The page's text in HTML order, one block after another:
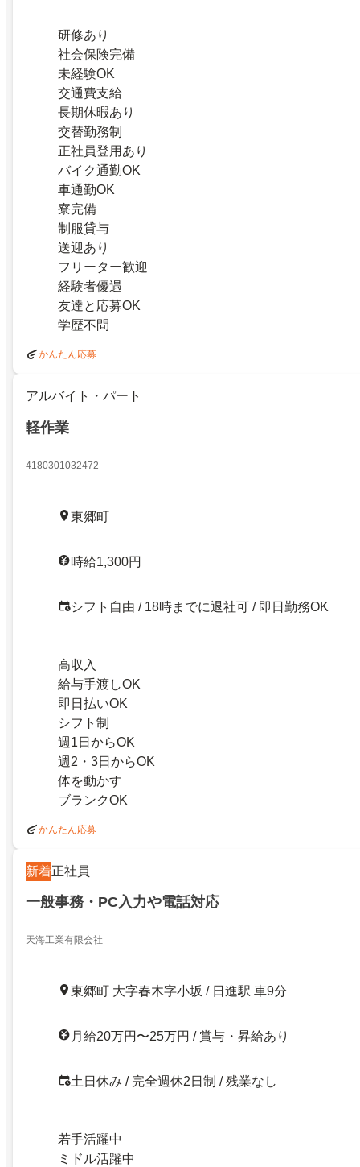
研修あり
社会保険完備
未経験OK
交通費支給
長期休暇あり
交替勤務制
正社員登用あり
バイク通勤OK
車通勤OK
寮完備
制服貸与
送迎あり
フリーター歓迎
経験者優遇
友達と応募OK
学歴不問
かんたん応募
アルバイト・パート
軽作業
4180301032472
東郷町
時給1,300円
シフト自由 / 18時までに退社可 / 即日勤務OK
高収入
給与手渡しOK
即日払いOK
シフト制
週1日からOK
週2・3日からOK
体を動かす
ブランクOK
かんたん応募
新着正社員
一般事務・PC入力や電話対応
天海工業有限会社
東郷町 大字春木字小坂 / 日進駅 車9分
月給20万円〜25万円 / 賞与・昇給あり
土日休み / 完全週休2日制 / 残業なし
若手活躍中
ミドル活躍中